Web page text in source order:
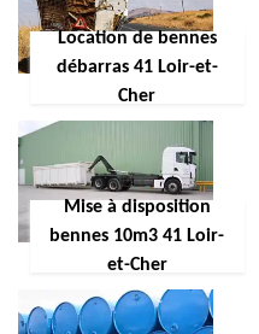
Location de bennes
débarras 41 Loir-et-
Cher
Mise à disposition
bennes 10m3 41 Loir-
et-Cher